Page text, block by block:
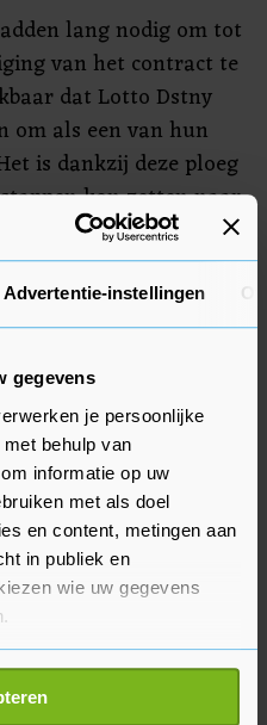
Advertentie-instellingen
gegevens
je persoonlijke
behulp van
informatie op uw
met als doel
en content, metingen aan
in publiek en
wie uw gegevens
graag:
over uw geografische
lang nodig om tot
van het contract te
dat Lotto Dstny
om als een van hun
is dankzij deze ploeg
kon zetten naar
Van Gils in een